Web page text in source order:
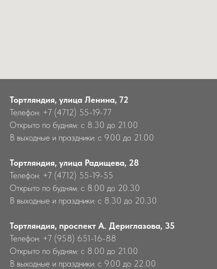
Тортляндия, улица Ленина, 72
Телефон: +7 (4712) 55-19-77
Открыто по будням: с 8.30 до 21.00
В выходные и праздники: с 9.00 до 21.00
Тортляндия, улица Радищева, 28
Телефон: +7 (4712) 55-19-55
Открыто по будням: с 8.00 до 20.30
В выходные и праздники: с 8.30 до 20.30
Тортляндия, проспект А. Дериглазова, 35
Телефон: +7 (958) 651-16-88
Открыто по будням: с 8.00 до 21.00
В выходные и праздники: с 9.00 до 22.00